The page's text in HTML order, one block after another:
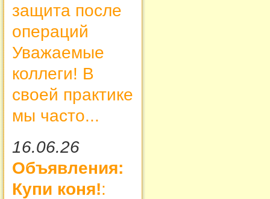
защита после
операций
Уважаемые
коллеги! В
своей практике
мы часто...
16.06.26
Объявления:
Купи коня!: